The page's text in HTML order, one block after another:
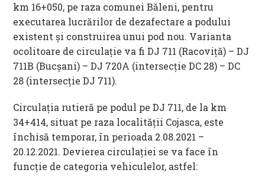
km 16+050, pe raza comunei Băleni, pentru
executarea lucrărilor de dezafectare a podului
existent și construirea unui pod nou. Varianta
ocolitoare de circulație va fi DJ 711 (Racoviță) – DJ
711B (Bucșani) – DJ 720A (intersecție DC 28) – DC
28 (intersecție DJ 711).
Circulația rutieră pe podul pe DJ 711, de la km
34+414, situat pe raza localității Cojasca, este
închisă temporar, în perioada 2.08.2021 –
20.12.2021. Devierea circulației se va face în
funcție de categoria vehiculelor, astfel: